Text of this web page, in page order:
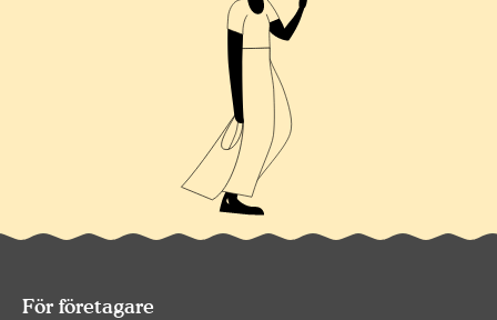
För företagare